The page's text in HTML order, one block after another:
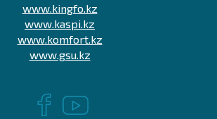
www.kingfo.kz
www.kaspi.kz
www.komfort.kz
www.gsu.kz